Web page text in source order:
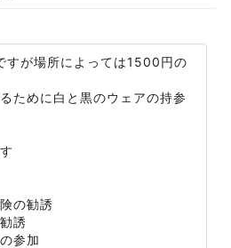
すが場所によっては1500円の
ために白と黒のウェアの持参
の勧誘
誘
参加